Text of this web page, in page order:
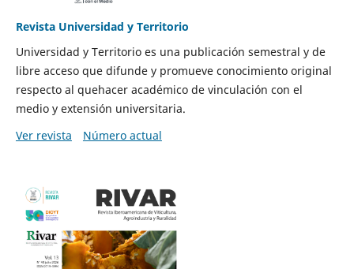
Revista Universidad y Territorio
Universidad y Territorio es una publicación semestral y de
libre acceso que difunde y promueve conocimiento original
respecto al quehacer académico de vinculación con el
medio y extensión universitaria.
Ver revista
Número actual